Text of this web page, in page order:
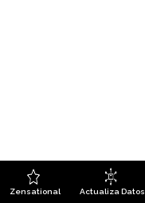
Zensational Actualiza Datos